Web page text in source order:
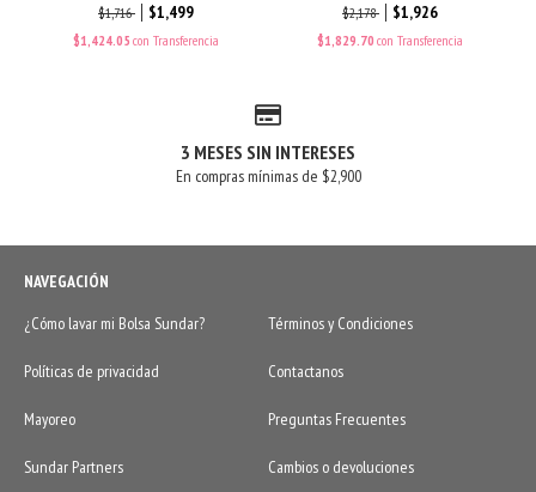
$1,716 $1,499
$1,424.05 con Transferencia
$2,178 $1,926
$1,829.70 con Transferencia
3 MESES SIN INTERESES
En compras mínimas de $2,900
NAVEGACIÓN
¿Cómo lavar mi Bolsa Sundar?
Términos y Condiciones
Políticas de privacidad Contactanos
Mayoreo Preguntas Frecuentes
Sundar Partners Cambios o devoluciones